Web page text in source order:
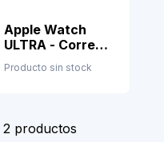
Apple Watch
ULTRA - Correa
Trail
Producto sin stock
2 productos